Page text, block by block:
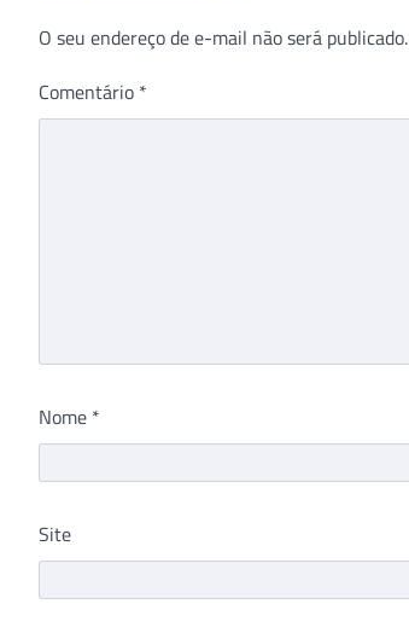
O seu endereço de e-mail não será publicado.
Comentário *
Nome *
Site